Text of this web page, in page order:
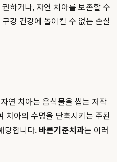
하거나, 자연 치아를 보존할 수
강 건강에 돌이킬 수 없는 손실
연 치아는 음식물을 씹는 저작
치아의 수명을 단축시키는 주된
당합니다. 바른기준치과는 이러